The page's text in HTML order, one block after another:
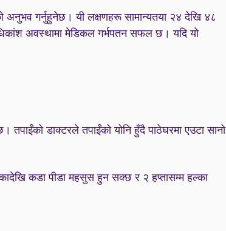
अनुभव गर्नुहुनेछ। यी लक्षणहरू सामान्यतया २४ देखि ४८
अवस्थामा मेडिकल गर्भपतन सफल छ। यदि यो
तपाईंको डाक्टरले तपाईंको योनि हुँदै पाठेघरमा एउटा सानो
कडा पीडा महसुस हुन सक्छ र २ हप्तासम्म हल्का